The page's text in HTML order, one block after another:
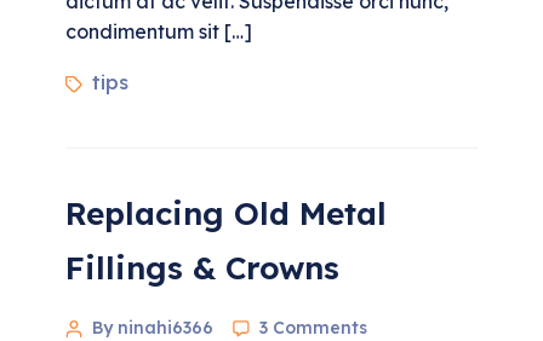
condimentum sit […]
tips
Replacing Old Metal
Fillings & Crowns
By ninahi6366 3 Comments